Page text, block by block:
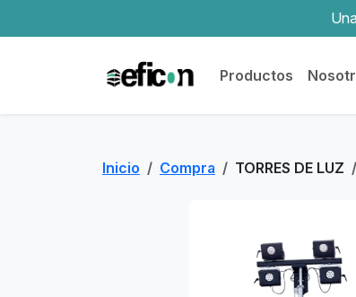
Productos
Inicio Compra TORRES DE LUZ